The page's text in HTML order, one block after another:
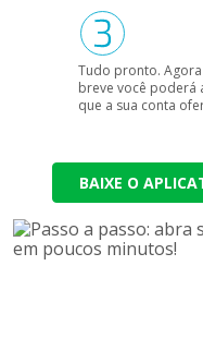
Tudo pronto.
breve você poderá
que a sua conta
BAIXE O